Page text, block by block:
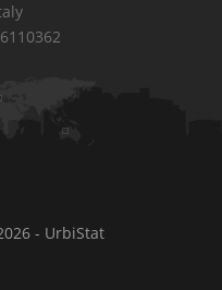
- UrbiStat